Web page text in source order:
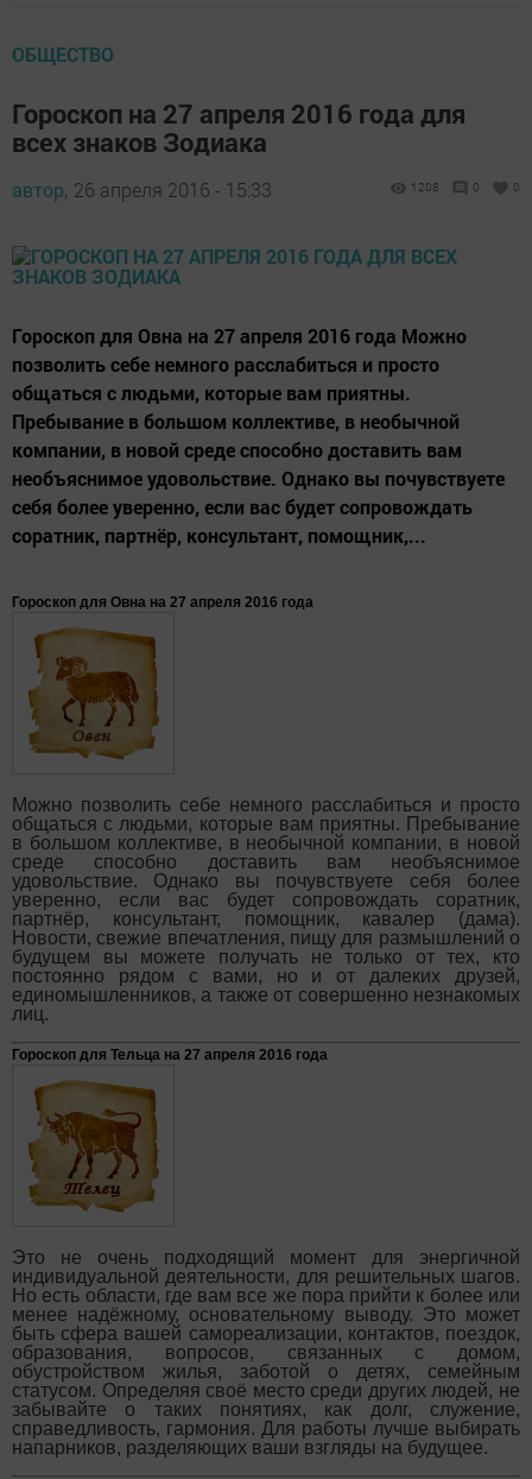
ОБЩЕСТВО
Гороскоп на 27 апреля 2016 года для
всех знаков Зодиака
автор, 26 апреля 2016 - 15:33 1208 0 0
Гороскоп для Овна на 27 апреля 2016 года Можно
позволить себе немного расслабиться и просто
общаться с людьми, которые вам приятны.
Пребывание в большом коллективе, в необычной
компании, в новой среде способно доставить вам
необъяснимое удовольствие. Однако вы почувствуете
себя более уверенно, если вас будет сопровождать
соратник, партнёр, консультант, помощник,...
Гороскоп для Овна на 27 апреля 2016 года
Можно позволить себе немного расслабиться и просто
общаться с людьми, которые вам приятны. Пребывание
в большом коллективе, в необычной компании, в новой
среде способно доставить вам необъяснимое
удовольствие. Однако вы почувствуете себя более
уверенно, если вас будет сопровождать соратник,
партнёр, консультант, помощник, кавалер (дама).
Новости, свежие впечатления, пищу для размышлений о
будущем вы можете получать не только от тех, кто
постоянно рядом с вами, но и от далеких друзей,
единомышленников, а также от совершенно незнакомых
лиц.
Гороскоп для Тельца на 27 апреля 2016 года
Это не очень подходящий момент для энергичной
индивидуальной деятельности, для решительных шагов.
Но есть области, где вам все же пора прийти к более или
менее надёжному, основательному выводу. Это может
быть сфера вашей самореализации, контактов, поездок,
образования, вопросов, связанных с домом,
обустройством жилья, заботой о детях, семейным
статусом. Определяя своё место среди других людей, не
забывайте о таких понятиях, как долг, служение,
справедливость, гармония. Для работы лучше выбирать
напарников, разделяющих ваши взгляды на будущее.